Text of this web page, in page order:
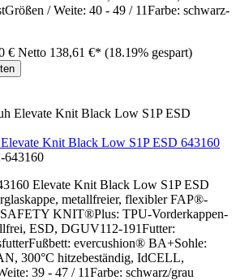
/ Weite: 40 - 49 / 11Farbe: schwarz-
€ Netto 138,61 €* (18.19% gespart)
Elevate Knit Black Low S1P ESD 643160
643160
Elevate Knit Black Low S1P ESD
metallfreier, flexibler FAP®-
KNIT®Plus: TPU-Vorderkappen-
ESD, DGUV112-191Futter:
evercushion® BA+Sohle:
300°C hitzebeständig, IdCELL,
39 - 47 / 11Farbe: schwarz/grau